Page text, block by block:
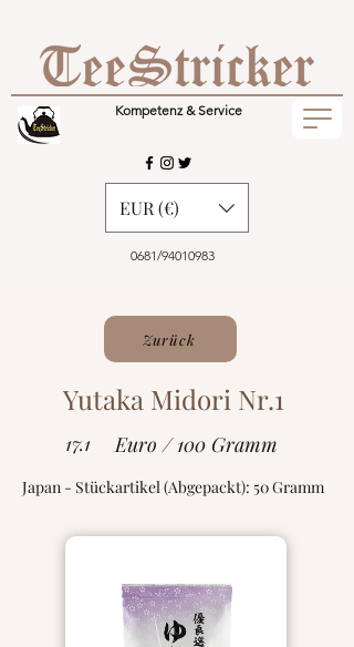
Kompetenz & Service
0681/94010983
EUR (€)
Zurück
Yutaka Midori Nr.1
17.1 Euro / 100 Gramm
Japan - Stückartikel (Abgepackt): 50 Gramm